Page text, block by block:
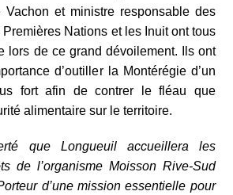
Vachon et ministre responsable des
Nations et les Inuit ont tous
lors de ce grand dévoilement. Ils ont
d’outiller la Montérégie d’un
fort afin de contrer le fléau que
alimentaire sur le territoire.
que Longueuil accueillera les
de l’organisme Moisson Rive-Sud
d’une mission essentielle pour